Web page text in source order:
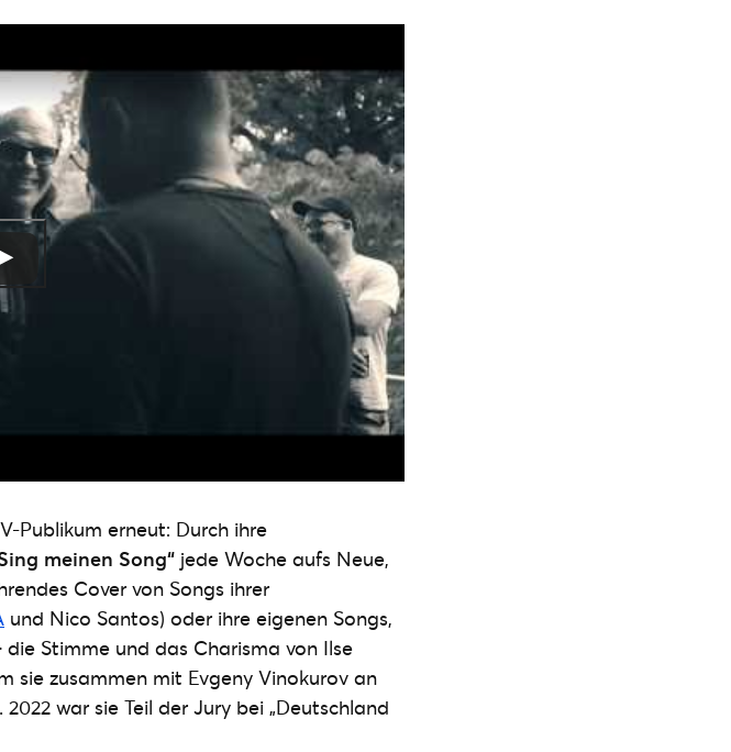
Publikum erneut: Durch ihre
meinen Song“ jede Woche aufs Neue,
Cover von Songs ihrer
und Nico Santos) oder ihre eigenen Songs,
Stimme und das Charisma von Ilse
sie zusammen mit Evgeny Vinokurov an
war sie Teil der Jury bei „Deutschland